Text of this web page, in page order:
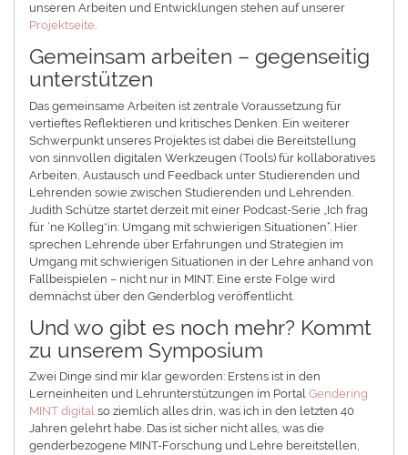
unseren Arbeiten und Entwicklungen stehen auf unserer
Projektseite.
Gemeinsam arbeiten – gegenseitig
unterstützen
Das gemeinsame Arbeiten ist zentrale Voraussetzung für
vertieftes Reflektieren und kritisches Denken. Ein weiterer
Schwerpunkt unseres Projektes ist dabei die Bereitstellung
von sinnvollen digitalen Werkzeugen (Tools) für kollaboratives
Arbeiten, Austausch und Feedback unter Studierenden und
Lehrenden sowie zwischen Studierenden und Lehrenden.
Judith Schütze startet derzeit mit einer Podcast-Serie „Ich frag
für ‘ne Kolleg*in: Umgang mit schwierigen Situationen“. Hier
sprechen Lehrende über Erfahrungen und Strategien im
Umgang mit schwierigen Situationen in der Lehre anhand von
Fallbeispielen – nicht nur in MINT. Eine erste Folge wird
demnächst über den Genderblog veröffentlicht.
Und wo gibt es noch mehr? Kommt
zu unserem Symposium
Zwei Dinge sind mir klar geworden: Erstens ist in den
Lerneinheiten und Lehrunterstützungen im PortalGendering
MINT digital so ziemlich alles drin, was ich in den letzten 40
Jahren gelehrt habe. Das ist sicher nicht alles, was die
genderbezogene MINT-Forschung und Lehre bereitstellen,